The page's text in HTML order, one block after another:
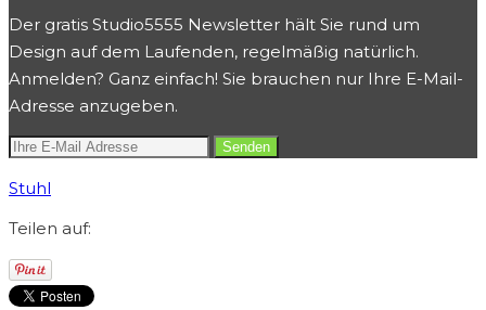
Der gratis Studio5555 Newsletter hält Sie rund um
Design auf dem Laufenden, regelmäßig natürlich.
Anmelden? Ganz einfach! Sie brauchen nur Ihre E-Mail-
Adresse anzugeben.
Stuhl
Teilen auf: